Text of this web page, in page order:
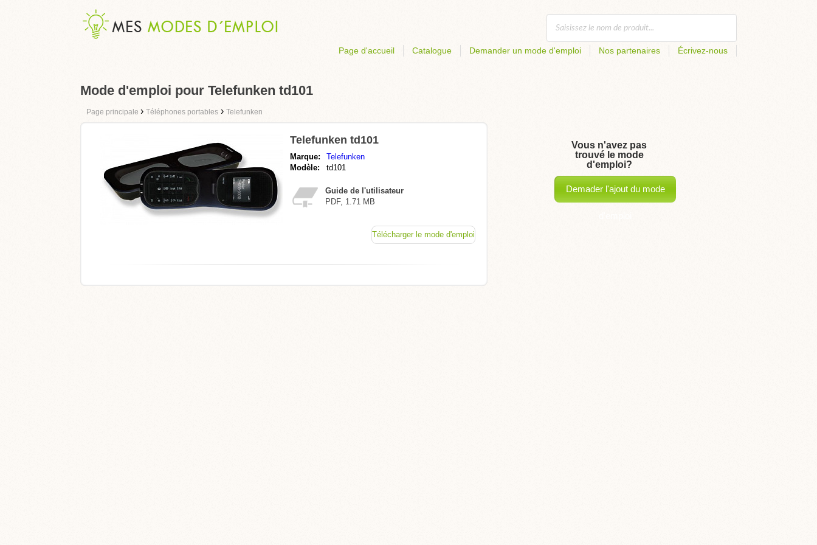
Page d'accueil Catalogue Demander un mode d'emploi Nos partenaires Écrivez-nous
Mode d'emploi pour Telefunken td101
Page principale › Téléphones portables › Telefunken
Telefunken td101
Marque:
Telefunken
Modèle:
td101
Guide de l'utilisateur
PDF, 1.71 MB
Télécharger le mode d'emploi
Vous n'avez pas
trouvé le mode
d'emploi?
Demader l'ajout du mode